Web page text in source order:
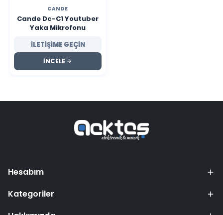
CANDE
Cande Dc-C1 Youtuber
Yaka Mikrofonu
İLETİŞİME GEÇİN
İNCELE
Hesabım
Kategoriler